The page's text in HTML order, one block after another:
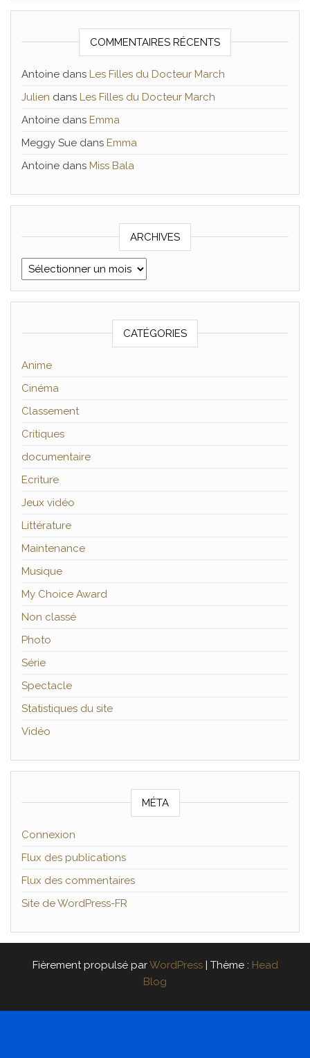
COMMENTAIRES RÉCENTS
Antoine dans Les Filles du Docteur March
Julien dans Les Filles du Docteur March
Antoine dans Emma
Meggy Sue dans Emma
Antoine dans Miss Bala
ARCHIVES
Archives
CATÉGORIES
Anime
Cinéma
Classement
Critiques
documentaire
Ecriture
Jeux vidéo
Littérature
Maintenance
Musique
My Choice Award
Non classé
Photo
Série
Spectacle
Statistiques du site
Vidéo
MÉTA
Connexion
Flux des publications
Flux des commentaires
Site de WordPress-FR
Fièrement propulsé parWordPress | Thème : Head
Blog